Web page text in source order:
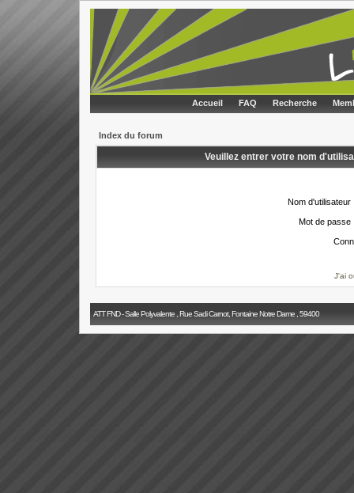
Accueil FAQ Recherche
Index du forum
Veuillez entrer votre nom
Nom d'utilisateur
Mot de passe
J'ai
ATT FND - Salle Polyvalente , Rue Sadi Carnot, Fontaine Notre Dame , 59400